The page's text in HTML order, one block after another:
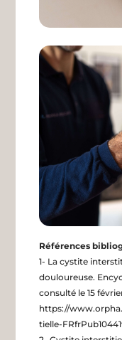
Références
1- La cystite
douloureuse.
consulté le 15
https://
tielle-